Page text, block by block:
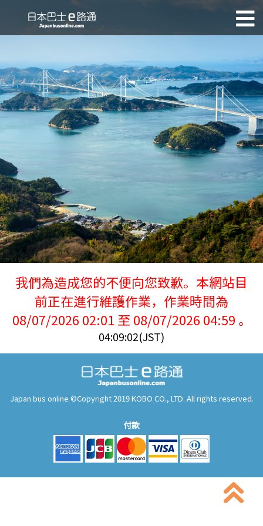
我們為造成您的不便向您致歉。本網站目
前正在進行維護作業，作業時間為
08/07/2026 02:01 至 08/07/2026 04:59 。
04:09:02(JST)
Japan bus online ©Copyright 2019 KOBO CO., LTD. All rights reserved.
付款